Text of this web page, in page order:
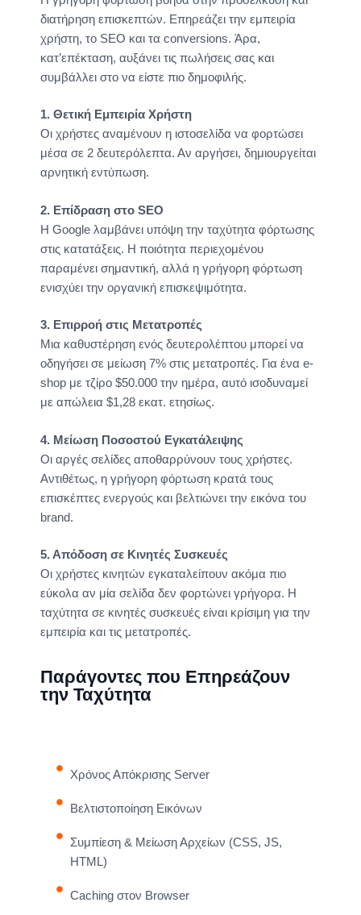
διατήρηση επισκεπτών. Επηρεάζει την εμπειρία
χρήστη, το SEO και τα conversions. Άρα,
κατ’επέκταση, αυξάνει τις πωλήσεις σας και
συμβάλλει στο να είστε πιο δημοφιλής.
1. Θετική Εμπειρία Χρήστη
Οι χρήστες αναμένουν η ιστοσελίδα να φορτώσει
μέσα σε 2 δευτερόλεπτα. Αν αργήσει, δημιουργείται
αρνητική εντύπωση.
2. Επίδραση στο SEO
Η Google λαμβάνει υπόψη την ταχύτητα φόρτωσης
στις κατατάξεις. Η ποιότητα περιεχομένου
παραμένει σημαντική, αλλά η γρήγορη φόρτωση
ενισχύει την οργανική επισκεψιμότητα.
3. Επιρροή στις Μετατροπές
Μια καθυστέρηση ενός δευτερολέπτου μπορεί να
οδηγήσει σε μείωση 7% στις μετατροπές. Για ένα e-
shop με τζίρο $50.000 την ημέρα, αυτό ισοδυναμεί
με απώλεια $1,28 εκατ. ετησίως.
4. Μείωση Ποσοστού Εγκατάλειψης
Οι αργές σελίδες αποθαρρύνουν τους χρήστες.
Αντιθέτως, η γρήγορη φόρτωση κρατά τους
επισκέπτες ενεργούς και βελτιώνει την εικόνα του
brand.
5. Απόδοση σε Κινητές Συσκευές
Οι χρήστες κινητών εγκαταλείπουν ακόμα πιο
εύκολα αν μία σελίδα δεν φορτώνει γρήγορα. Η
ταχύτητα σε κινητές συσκευές είναι κρίσιμη για την
εμπειρία και τις μετατροπές.
Παράγοντες που Επηρεάζουν
την Ταχύτητα
Χρόνος Απόκρισης Server
Βελτιστοποίηση Εικόνων
Συμπίεση & Μείωση Αρχείων (CSS, JS,
HTML)
Caching στον Browser